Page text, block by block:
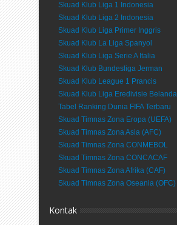
Skuad Klub Liga 1 Indonesia
Skuad Klub Liga 2 Indonesia
Skuad Klub Liga Primer Inggris
Skuad Klub La Liga Spanyol
Skuad Klub Liga Serie A Italia
Skuad Klub Bundesliga Jerman
Skuad Klub League 1 Prancis
Skuad Klub Liga Eredivisie Belanda
Tabel Ranking Dunia FIFA Terbaru
Skuad Timnas Zona Eropa (UEFA)
Skuad Timnas Zona Asia (AFC)
Skuad Timnas Zona CONMEBOL
Skuad Timnas Zona CONCACAF
Skuad Timnas Zona Afrika (CAF)
Skuad Timnas Zona Oseania (OFC)
Kontak